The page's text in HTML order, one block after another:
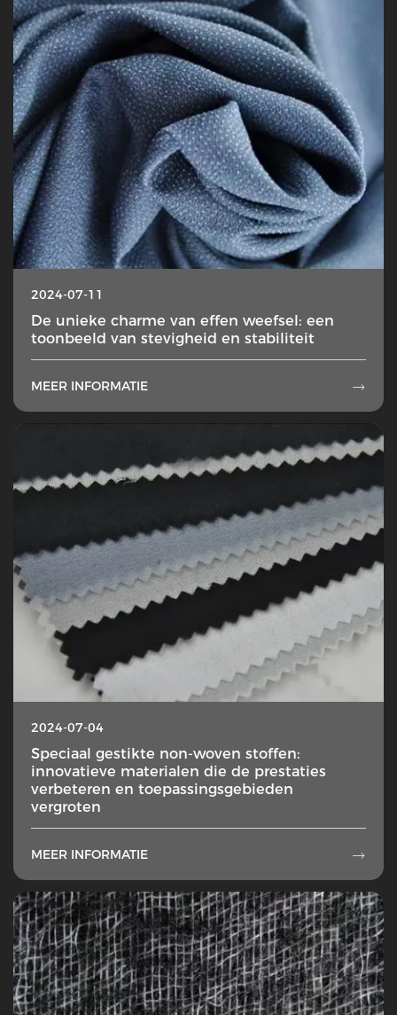
2024-07-11
De unieke charme van effen weefsel: een
toonbeeld van stevigheid en stabiliteit
MEER INFORMATIE 
2024-07-04
Speciaal gestikte non-woven stoffen:
innovatieve materialen die de prestaties
verbeteren en toepassingsgebieden
vergroten
MEER INFORMATIE 